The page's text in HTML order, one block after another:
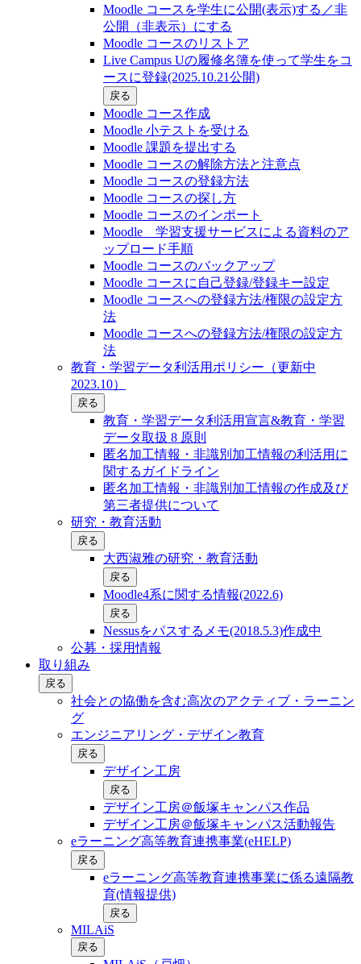
Moodle コースを学生に公開(表示)する／非
公開（非表示）にする
Moodle コースのリストア
Live Campus Uの履修名簿を使って学生をコ
ースに登録(2025.10.21公開)
戻る
Moodle コース作成
Moodle 小テストを受ける
Moodle 課題を提出する
Moodle コースの解除方法と注意点
Moodle コースの登録⽅法
Moodle コースの探し⽅
Moodle コースのインポート
Moodle 学習支援サービスによる資料のア
ップロード手順
Moodle コースのバックアップ
Moodle コースに自己登録/登録キー設定
Moodle コースへの登録方法/権限の設定方
法
Moodle コースへの登録方法/権限の設定方
法
教育・学習データ利活用ポリシー（更新中
2023.10）
戻る
教育・学習データ利活用宣言&教育・学習
データ取扱 8 原則
匿名加工情報・非識別加工情報の利活用に
関するガイドライン
匿名加工情報・非識別加工情報の作成及び
第三者提供について
研究・教育活動
戻る
大西淑雅の研究・教育活動
戻る
Moodle4系に関する情報(2022.6)
戻る
Nessusをパスするメモ(2018.5.3)作成中
公募・採用情報
取り組み
戻る
社会との協働を含む⾼次のアクティブ・ラーニン
グ
エンジニアリング・デザイン教育
戻る
デザイン工房
戻る
デザイン工房＠飯塚キャンパス作品
デザイン工房＠飯塚キャンパス活動報告
eラーニング高等教育連携事業(eHELP)
戻る
eラーニング高等教育連携事業に係る遠隔教
育(情報提供)
戻る
MILAiS
戻る